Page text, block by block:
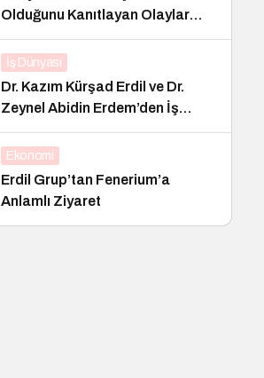
Olduğunu Kanıtlayan Olaylar
Nedir?
İş Dünyası
Dr. Kazım Kürşad Erdil ve Dr.
Zeynel Abidin Erdem’den İş
Dünyası Buluşması
Ekonomi
Erdil Grup’tan Fenerium’a
Anlamlı Ziyaret